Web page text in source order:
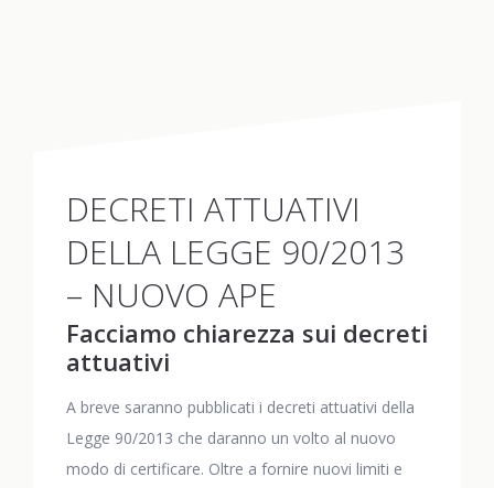
DECRETI ATTUATIVI
DELLA LEGGE 90/2013
– NUOVO APE
Facciamo chiarezza sui decreti
attuativi
A breve saranno pubblicati i decreti attuativi della
Legge 90/2013 che daranno un volto al nuovo
modo di certificare. Oltre a fornire nuovi limiti e